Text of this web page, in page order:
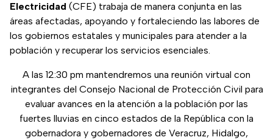
Electricidad (CFE) trabaja de manera conjunta en las
áreas afectadas, apoyando y fortaleciendo las labores de
los gobiernos estatales y municipales para atender a la
población y recuperar los servicios esenciales.
A las 12:30 pm mantendremos una reunión virtual con
integrantes del Consejo Nacional de Protección Civil para
evaluar avances en la atención a la población por las
fuertes lluvias en cinco estados de la República con la
gobernadora y gobernadores de Veracruz, Hidalgo,